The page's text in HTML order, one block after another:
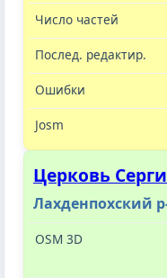
Церковь
Лахденпохский